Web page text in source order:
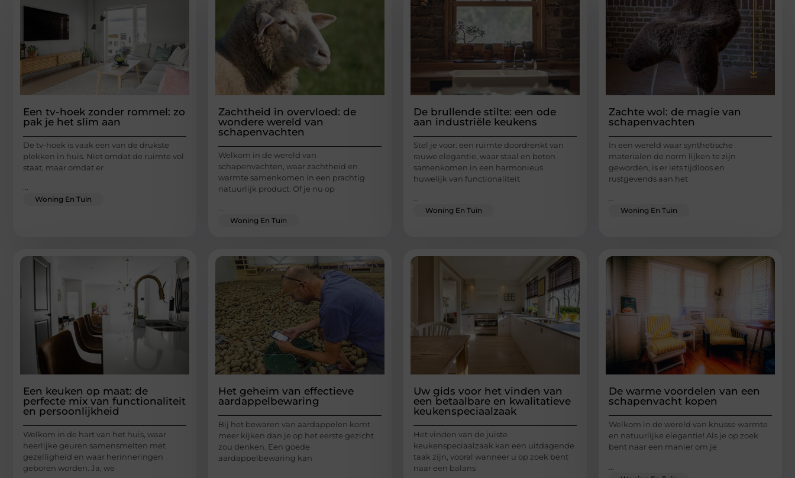
Een tv-hoek zonder rommel: zo
pak je het slim aan
De tv-hoek is vaak een van de drukste
plekken in huis. Niet omdat de ruimte vol
staat, maar omdat er
...
Woning En Tuin
Zachtheid in overvloed: de
wondere wereld van
schapenvachten
Welkom in de wereld van
schapenvachten, waar zachtheid en
warmte samenkomen in een prachtig
natuurlijk product. Of je nu op
...
Woning En Tuin
De brullende stilte: een ode
aan industriële keukens
Stel je voor: een ruimte doordrenkt van
rauwe elegantie, waar staal en beton
samenkomen in een harmonieus
huwelijk van functionaliteit
...
Woning En Tuin
Zachte wol: de magie van
schapenvachten
In een wereld waar synthetische
materialen de norm lijken te zijn
geworden, is er iets tijdloos en
rustgevends aan het
...
Woning En Tuin
Een keuken op maat: de
perfecte mix van functionaliteit
en persoonlijkheid
Welkom in de hart van het huis, waar
heerlijke geuren samensmelten met
gezelligheid en waar herinneringen
geboren worden. Ja, we
Het geheim van effectieve
aardappelbewaring
Bij het bewaren van aardappelen komt
meer kijken dan je op het eerste gezicht
zou denken. Een goede
aardappelbewaring kan
Uw gids voor het vinden van
een betaalbare en kwalitatieve
keukenspeciaalzaak
Het vinden van de juiste
keukenspeciaalzaak kan een uitdagende
taak zijn, vooral wanneer u op zoek bent
naar een balans
De warme voordelen van een
schapenvacht kopen
Welkom in de wereld van knusse warmte
en natuurlijke elegantie! Als je op zoek
bent naar een manier om je